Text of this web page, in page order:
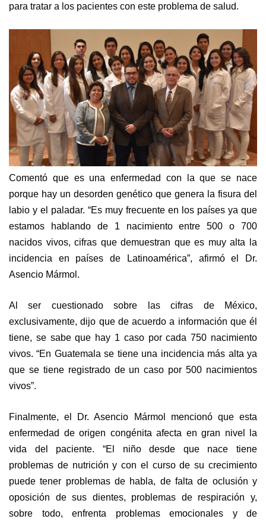
para tratar a los pacientes con este problema de salud.
Comentó que es una enfermedad con la que se nace
porque hay un desorden genético que genera la fisura del
labio y el paladar. “Es muy frecuente en los países ya que
estamos hablando de 1 nacimiento entre 500 o 700
nacidos vivos, cifras que demuestran que es muy alta la
incidencia en países de Latinoamérica”, afirmó el Dr.
Asencio Mármol.
Al ser cuestionado sobre las cifras de México,
exclusivamente, dijo que de acuerdo a información que él
tiene, se sabe que hay 1 caso por cada 750 nacimiento
vivos. “En Guatemala se tiene una incidencia más alta ya
que se tiene registrado de un caso por 500 nacimientos
vivos”.
Finalmente, el Dr. Asencio Mármol mencionó que esta
enfermedad de origen congénita afecta en gran nivel la
vida del paciente. “El niño desde que nace tiene
problemas de nutrición y con el curso de su crecimiento
puede tener problemas de habla, de falta de oclusión y
oposición de sus dientes, problemas de respiración y,
sobre todo, enfrenta problemas emocionales y de